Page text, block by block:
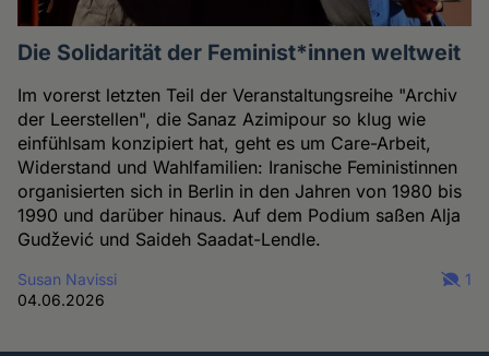
Die Solidarität der Feminist*innen weltweit
Im vorerst letzten Teil der Veranstaltungsreihe "Archiv
der Leerstellen", die Sanaz Azimipour so klug wie
einfühlsam konzipiert hat, geht es um Care-Arbeit,
Widerstand und Wahlfamilien: Iranische Feministinnen
organisierten sich in Berlin in den Jahren von 1980 bis
1990 und darüber hinaus. Auf dem Podium saßen Alja
Gudžević und Saideh Saadat-Lendle.
Susan Navissi
04.06.2026
1